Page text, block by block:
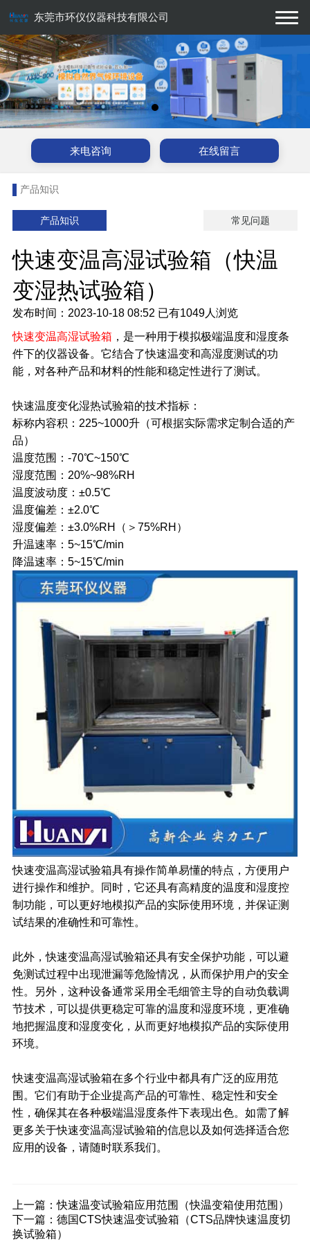
东莞市环仪仪器科技有限公司
来电咨询 在线留言
产品知识
产品知识 常见问题
快速变温高湿试验箱（快温
变湿热试验箱）
发布时间：2023-10-18 08:52 已有1049人浏览
快速变温高湿试验箱 ，是一种用于模拟极端温度和湿度条
件下的仪器设备。它结合了快速温变和高湿度测试的功
能，对各种产品和材料的性能和稳定性进行了测试。
快速温度变化湿热试验箱的技术指标：
标称内容积：225~1000升（可根据实际需求定制合适的产
品）
温度范围：-70℃~150℃
湿度范围：20%~98%RH
温度波动度：±0.5℃
温度偏差：±2.0℃
湿度偏差：±3.0%RH（＞75%RH）
升温速率：5~15℃/min
降温速率：5~15℃/min
快速变温高湿试验箱具有操作简单易懂的特点，方便用户
进行操作和维护。同时，它还具有高精度的温度和湿度控
制功能，可以更好地模拟产品的实际使用环境，并保证测
试结果的准确性和可靠性。
此外，快速变温高湿试验箱还具有安全保护功能，可以避
免测试过程中出现泄漏等危险情况，从而保护用户的安全
性。另外，这种设备通常采用全毛细管主导的自动负载调
节技术，可以提供更稳定可靠的温度和湿度环境，更准确
地把握温度和湿度变化，从而更好地模拟产品的实际使用
环境。
快速变温高湿试验箱在多个行业中都具有广泛的应用范
围。它们有助于企业提高产品的可靠性、稳定性和安全
性，确保其在各种极端温湿度条件下表现出色。如需了解
更多关于快速变温高湿试验箱的信息以及如何选择适合您
应用的设备，请随时联系我们。
上一篇：快速温变试验箱应用范围（快温变箱使用范围）
下一篇： 德国CTS快速温变试验箱（CTS品牌快速温度切
换试验箱）